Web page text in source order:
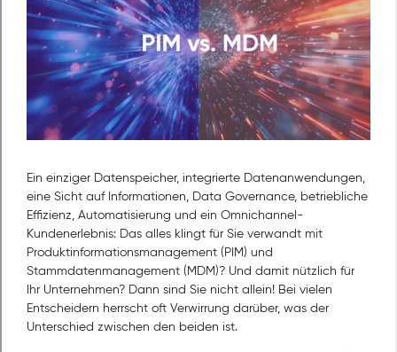
Ein einziger Datenspeicher, integrierte Datenanwendungen,
eine Sicht auf Informationen, Data Governance, betriebliche
Effizienz, Automatisierung und ein Omnichannel-
Kundenerlebnis: Das alles klingt für Sie verwandt mit
Produktinformationsmanagement (PIM) und
Stammdatenmanagement (MDM)? Und damit nützlich für
Ihr Unternehmen? Dann sind Sie nicht allein! Bei vielen
Entscheidern herrscht oft Verwirrung darüber, was der
Unterschied zwischen den beiden ist.